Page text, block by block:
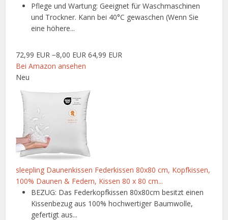
Pflege und Wartung: Geeignet für Waschmaschinen
und Trockner. Kann bei 40°C gewaschen (Wenn Sie
eine höhere...
72,99 EUR −8,00 EUR 64,99 EUR
Bei Amazon ansehen
Neu
sleepling Daunenkissen Federkissen 80x80 cm, Kopfkissen,
100% Daunen & Federn, Kissen 80 x 80 cm...
BEZUG: Das Federkopfkissen 80x80cm besitzt einen
Kissenbezug aus 100% hochwertiger Baumwolle,
gefertigt aus...